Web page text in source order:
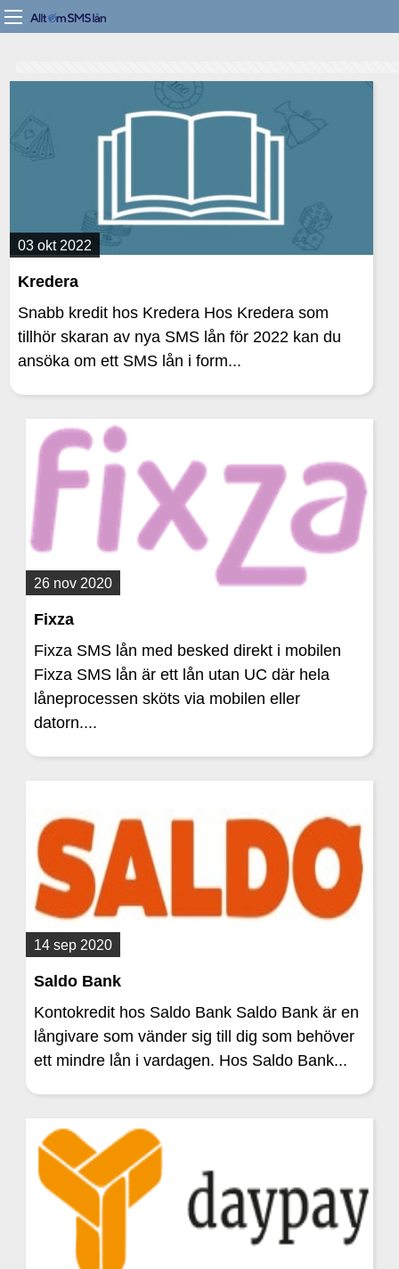
03 okt 2022
Kredera
Snabb kredit hos Kredera Hos Kredera som
tillhör skaran av nya SMS lån för 2022 kan du
ansöka om ett SMS lån i form...
26 nov 2020
Fixza
Fixza SMS lån med besked direkt i mobilen
Fixza SMS lån är ett lån utan UC där hela
låneprocessen sköts via mobilen eller
datorn....
14 sep 2020
Saldo Bank
Kontokredit hos Saldo Bank Saldo Bank är en
långivare som vänder sig till dig som behöver
ett mindre lån i vardagen. Hos Saldo Bank...